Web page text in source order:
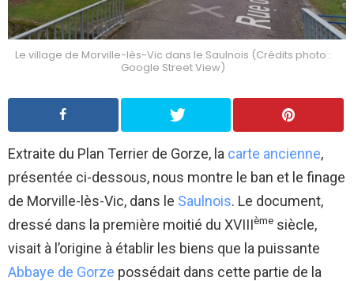
Le village de Morville-lès-Vic dans le Saulnois (Crédits photo :
Google Street View)
Extraite du Plan Terrier de Gorze, la carte ancienne,
présentée ci-dessous, nous montre le ban et le finage
de Morville-lès-Vic, dans le Saulnois. Le document,
dressé dans la première moitié du XVIIIème siècle,
visait à l’origine à établir les biens que la puissante
Abbaye de Gorze possédait dans cette partie de la